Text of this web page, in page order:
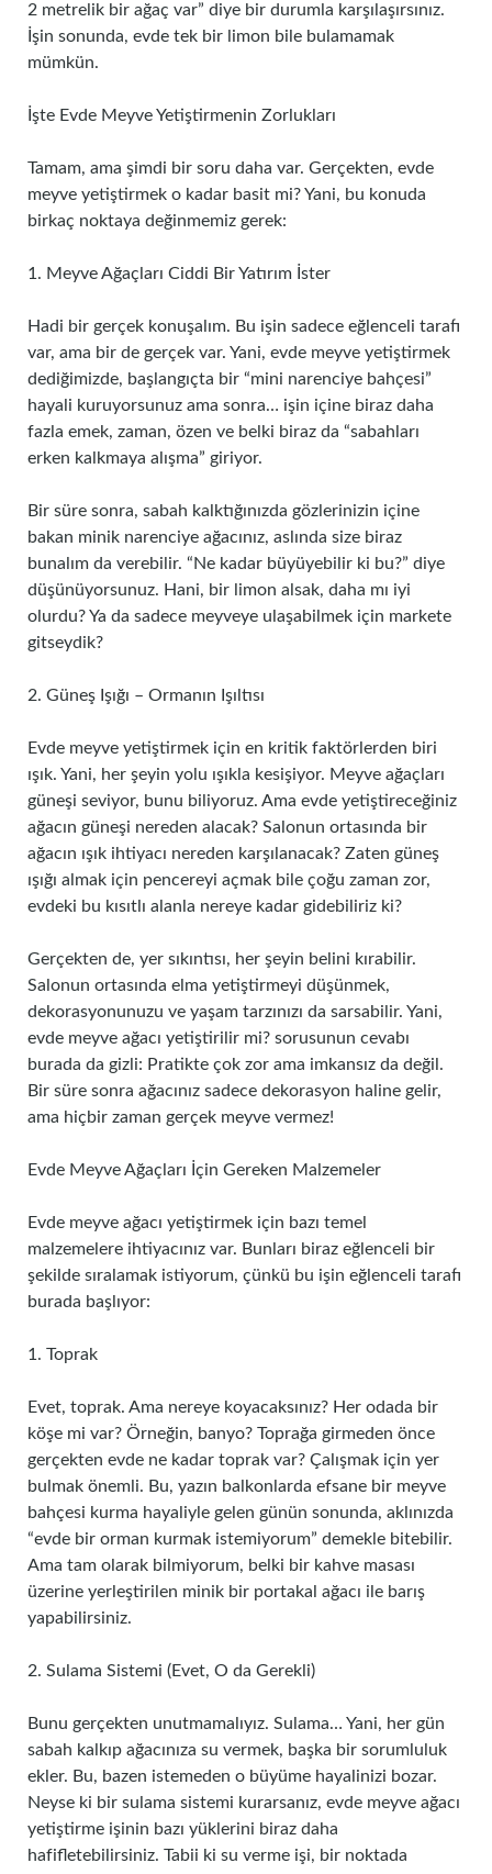
2 metrelik bir ağaç var” diye bir durumla karşılaşırsınız.
İşin sonunda, evde tek bir limon bile bulamamak
mümkün.
İşte Evde Meyve Yetiştirmenin Zorlukları
Tamam, ama şimdi bir soru daha var. Gerçekten, evde
meyve yetiştirmek o kadar basit mi? Yani, bu konuda
birkaç noktaya değinmemiz gerek:
1. Meyve Ağaçları Ciddi Bir Yatırım İster
Hadi bir gerçek konuşalım. Bu işin sadece eğlenceli tarafı
var, ama bir de gerçek var. Yani, evde meyve yetiştirmek
dediğimizde, başlangıçta bir “mini narenciye bahçesi”
hayali kuruyorsunuz ama sonra… işin içine biraz daha
fazla emek, zaman, özen ve belki biraz da “sabahları
erken kalkmaya alışma” giriyor.
Bir süre sonra, sabah kalktığınızda gözlerinizin içine
bakan minik narenciye ağacınız, aslında size biraz
bunalım da verebilir. “Ne kadar büyüyebilir ki bu?” diye
düşünüyorsunuz. Hani, bir limon alsak, daha mı iyi
olurdu? Ya da sadece meyveye ulaşabilmek için markete
gitseydik?
2. Güneş Işığı – Ormanın Işıltısı
Evde meyve yetiştirmek için en kritik faktörlerden biri
ışık. Yani, her şeyin yolu ışıkla kesişiyor. Meyve ağaçları
güneşi seviyor, bunu biliyoruz. Ama evde yetiştireceğiniz
ağacın güneşi nereden alacak? Salonun ortasında bir
ağacın ışık ihtiyacı nereden karşılanacak? Zaten güneş
ışığı almak için pencereyi açmak bile çoğu zaman zor,
evdeki bu kısıtlı alanla nereye kadar gidebiliriz ki?
Gerçekten de, yer sıkıntısı, her şeyin belini kırabilir.
Salonun ortasında elma yetiştirmeyi düşünmek,
dekorasyonunuzu ve yaşam tarzınızı da sarsabilir. Yani,
evde meyve ağacı yetiştirilir mi? sorusunun cevabı
burada da gizli: Pratikte çok zor ama imkansız da değil.
Bir süre sonra ağacınız sadece dekorasyon haline gelir,
ama hiçbir zaman gerçek meyve vermez!
Evde Meyve Ağaçları İçin Gereken Malzemeler
Evde meyve ağacı yetiştirmek için bazı temel
malzemelere ihtiyacınız var. Bunları biraz eğlenceli bir
şekilde sıralamak istiyorum, çünkü bu işin eğlenceli tarafı
burada başlıyor:
1. Toprak
Evet, toprak. Ama nereye koyacaksınız? Her odada bir
köşe mi var? Örneğin, banyo? Toprağa girmeden önce
gerçekten evde ne kadar toprak var? Çalışmak için yer
bulmak önemli. Bu, yazın balkonlarda efsane bir meyve
bahçesi kurma hayaliyle gelen günün sonunda, aklınızda
“evde bir orman kurmak istemiyorum” demekle bitebilir.
Ama tam olarak bilmiyorum, belki bir kahve masası
üzerine yerleştirilen minik bir portakal ağacı ile barış
yapabilirsiniz.
2. Sulama Sistemi (Evet, O da Gerekli)
Bunu gerçekten unutmamalıyız. Sulama… Yani, her gün
sabah kalkıp ağacınıza su vermek, başka bir sorumluluk
ekler. Bu, bazen istemeden o büyüme hayalinizi bozar.
Neyse ki bir sulama sistemi kurarsanız, evde meyve ağacı
yetiştirme işinin bazı yüklerini biraz daha
hafifletebilirsiniz. Tabii ki su verme işi, bir noktada